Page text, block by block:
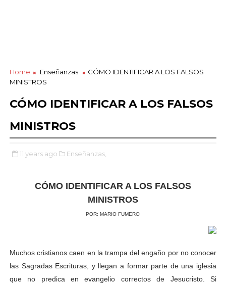
Home Enseñanzas
CÓMO IDENTIFICAR A LOS FALSOS
MINISTROS
CÓMO IDENTIFICAR A LOS FALSOS
MINISTROS
11 years ago Enseñanzas,
CÓMO IDENTIFICAR A LOS FALSOS
MINISTROS
POR: MARIO FUMERO
Muchos cristianos caen en la trampa del engaño por no conocer
las Sagradas Escrituras, y llegan a formar parte de una iglesia
que no predica en evangelio correctos de Jesucristo. Si